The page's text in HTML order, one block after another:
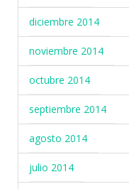
diciembre 2014
noviembre 2014
octubre 2014
septiembre 2014
agosto 2014
julio 2014